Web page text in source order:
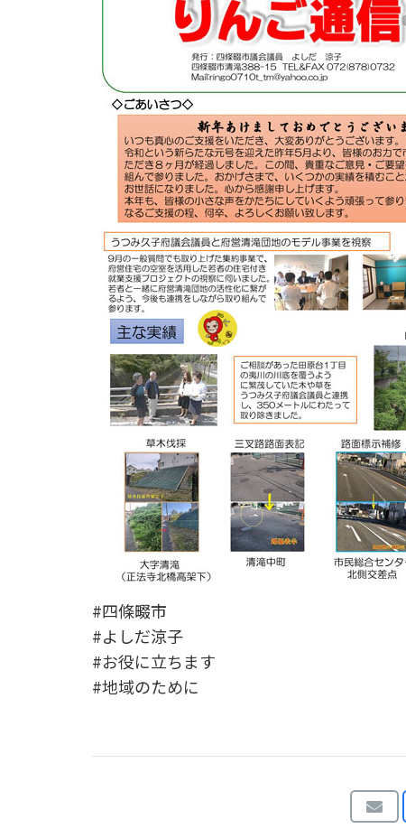
#四條畷市
#よしだ涼子
#お役に立ちます
#地域のために